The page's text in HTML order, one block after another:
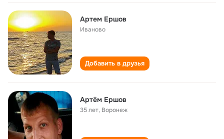
Артем Ершов
Иваново
Добавить в друзья
Артём Ершов
35 лет, Воронеж